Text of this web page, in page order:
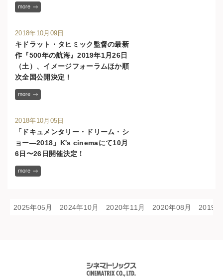
more
2018年10月09日
キドラット・タヒミック監督の最新
作『500年の航海』2019年1月26日
（土）、イメージフォーラムほか順
次全国公開決定！
more
2018年10月05日
「ドキュメンタリー・ドリーム・シ
ョー—2018」K's cinemaにて10月
6日〜26日開催決定！
more
2025年05月 2024年10月 2020年11月 2020年08月 2019